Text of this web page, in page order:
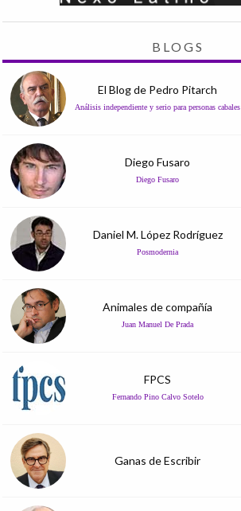
BLOGS
El Blog de Pedro Pitarch
Análisis independiente y serio para personas cabales
Diego Fusaro
Diego Fusaro
Daniel M. López Rodríguez
Posmodernia
Animales de compañía
Juan Manuel De Prada
FPCS
Fernando Pino Calvo Sotelo
Ganas de Escribir